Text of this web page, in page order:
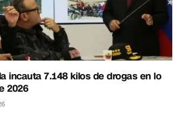
incauta 7.148 kilos de drogas en lo
2026